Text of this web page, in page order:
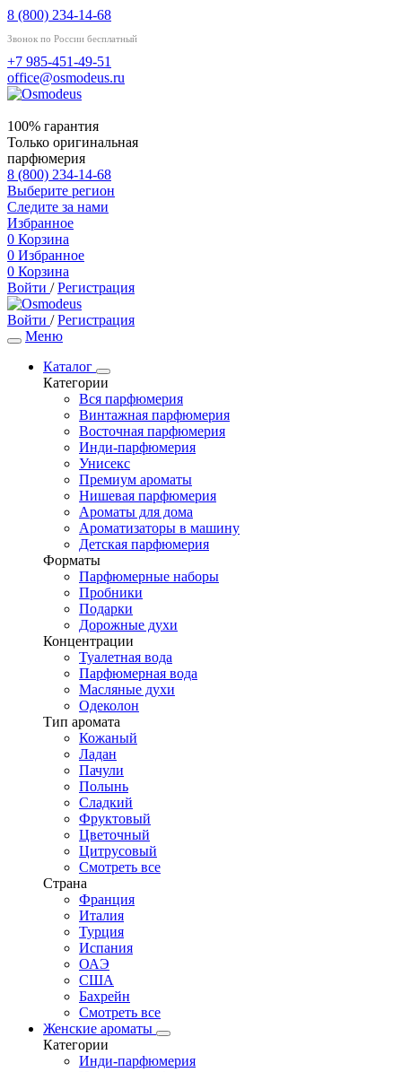
8 (800) 234-14-68
Звонок по России бесплатный
+7 985-451-49-51
office@osmodeus.ru
100% гарантия
Только оригинальная
парфюмерия
8 (800) 234-14-68
Выберите регион
Следите за нами
Избранное
0 Корзина
0 Избранное
0 Корзина
Войти / Регистрация
Войти / Регистрация
Меню
Каталог
Категории
Вся парфюмерия
Винтажная парфюмерия
Восточная парфюмерия
Инди-парфюмерия
Унисекс
Премиум ароматы
Нишевая парфюмерия
Ароматы для дома
Ароматизаторы в машину
Детская парфюмерия
Форматы
Парфюмерные наборы
Пробники
Подарки
Дорожные духи
Концентрации
Туалетная вода
Парфюмерная вода
Масляные духи
Одеколон
Тип аромата
Кожаный
Ладан
Пачули
Полынь
Сладкий
Фруктовый
Цветочный
Цитрусовый
Смотреть все
Страна
Франция
Италия
Турция
Испания
ОАЭ
США
Бахрейн
Смотреть все
Женские ароматы
Категории
Инди-парфюмерия